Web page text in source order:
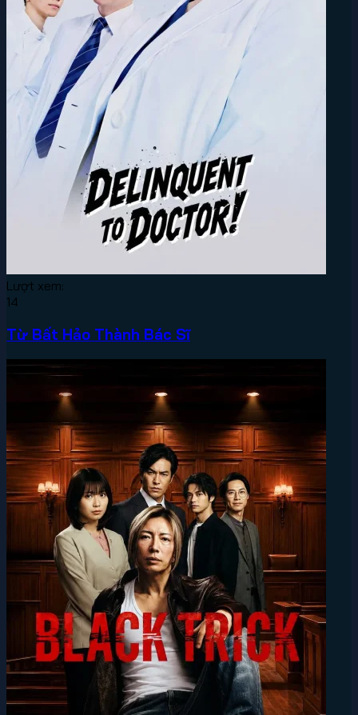
Lượt xem:
14
Từ Bất Hảo Thành Bác Sĩ